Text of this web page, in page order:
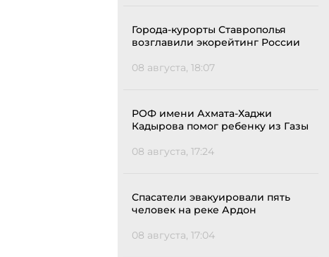
Города-курорты Ставрополья
возглавили экорейтинг России
08 августа, 18:07
РОФ имени Ахмата-Хаджи
Кадырова помог ребенку из Газы
08 августа, 17:24
Спасатели эвакуировали пять
человек на реке Ардон
08 августа, 17:04